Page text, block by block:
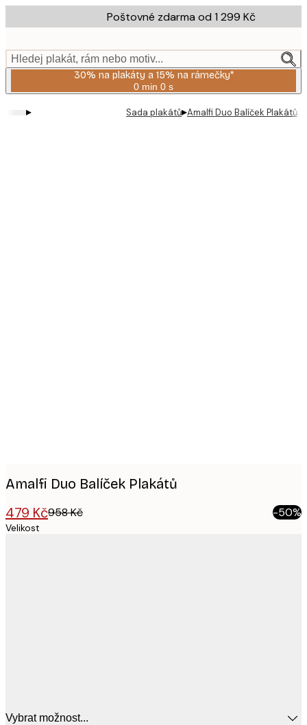
to
content.
Poštovné zdarma od 1 299 Kč
Hledej plakát, rám nebo motiv...
30% na plakáty a 15% na rámečky*
0 min 0 s
Platné
2026-
▸ Sada plakátů▸Amalfi Duo​ Balíček Plakátů
Amalfi Duo​ Balíček Plakátů
479 Kč958 Kč -50%
Velikost
Vybrat možnost...